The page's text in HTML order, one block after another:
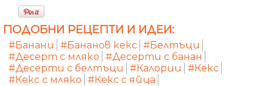
ПОДОБНИ РЕЦЕПТИ И ИДЕИ:
#Банани #Бананов кекс #Белтъци
#Десерт с мляко #Десерти с банан
#Десерти с белтъци
#Калории
#Кекс
#Кекс с мляко #Кекс с яйца